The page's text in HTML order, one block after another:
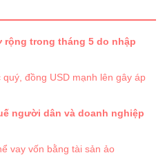
rộng trong tháng 5 do nhập
đồng USD mạnh lên gây áp
người dân và doanh nghiệp
vay vốn bằng tài sản ảo